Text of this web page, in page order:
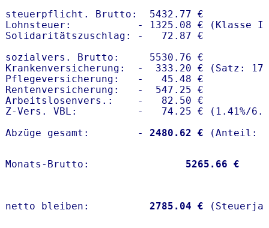
steuerpflicht. Brutto:  5432.77 €
Lohnsteuer:           - 1325.08 € (Klasse I)
Solidaritätszuschlag: -   72.87 €
sozialvers. Brutto:     5530.76 €
Krankenversicherung:  -  333.20 € (Satz:
Pflegeversicherung:   -   45.48 €
Rentenversicherung:   -  547.25 €
Arbeitslosenvers.:    -   82.50 €
Z-Vers. VBL:          -   74.25 € ( 1.41%/
Abzüge gesamt:        -
2480.62 €
Monats-Brutto: 5265.66 €
netto bleiben: 2785.04 €